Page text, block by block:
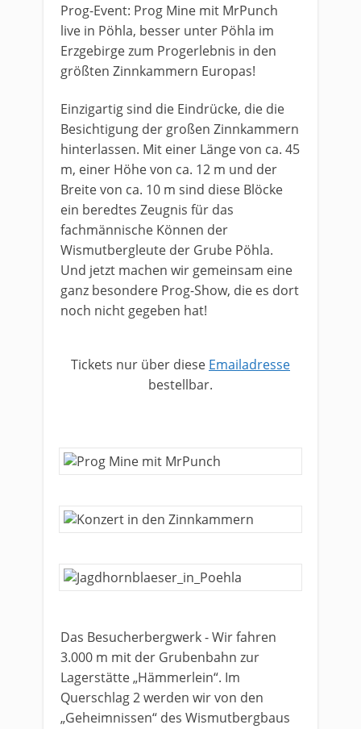
Prog-Event: Prog Mine mit MrPunch
live in Pöhla, besser unter Pöhla im
Erzgebirge zum Progerlebnis in den
größten Zinnkammern Europas!
Einzigartig sind die Eindrücke, die die
Besichtigung der großen Zinnkammern
hinterlassen. Mit einer Länge von ca. 45
m, einer Höhe von ca. 12 m und der
Breite von ca. 10 m sind diese Blöcke
ein beredtes Zeugnis für das
fachmännische Können der
Wismutbergleute der Grube Pöhla.
Und jetzt machen wir gemeinsam eine
ganz besondere Prog-Show, die es dort
noch nicht gegeben hat!
​​Tickets nur über diese Emailadresse
bestellbar.
​Das Besucherbergwerk - Wir fahren
3.000 m mit der Grubenbahn zur
Lagerstätte „Hämmerlein“. Im
Querschlag 2 werden wir von den
„Geheimnissen“ des Wismutbergbaus